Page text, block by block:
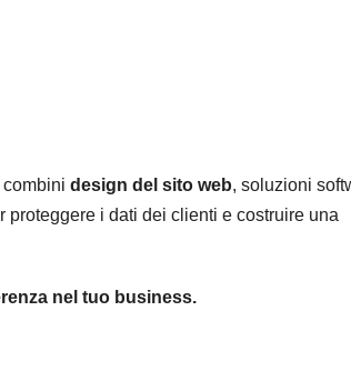
design del sito web, soluzioni
proteggere i dati dei clienti e costruire una
nel tuo business.